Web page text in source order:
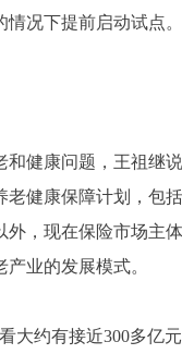
况下提前启动试点。
康问题，王祖继说
老健康保障计划，包
，现在保险市场主
业的发展模式。
约有接近300多亿元